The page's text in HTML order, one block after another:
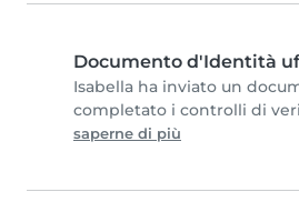
Documento d'Identità
Isabella ha inviato un
completato i controlli di
saperne di più